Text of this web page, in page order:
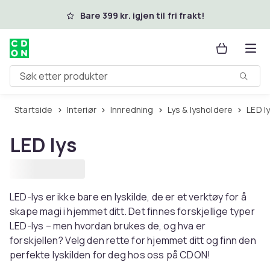
Hopp til hovedinnholdBare 399 kr. igjen til fri frakt!
Søk etter produkter
Startside Interiør Innredning Lys & lysholdere LED
LED lys
LED-lys er ikke bare en lyskilde, de er et verktøy for å
skape magi i hjemmet ditt. Det finnes forskjellige typer
LED-lys – men hvordan brukes de, og hva er
forskjellen? Velg den rette for hjemmet ditt og finn den
perfekte lyskilden for deg hos oss på CDON!